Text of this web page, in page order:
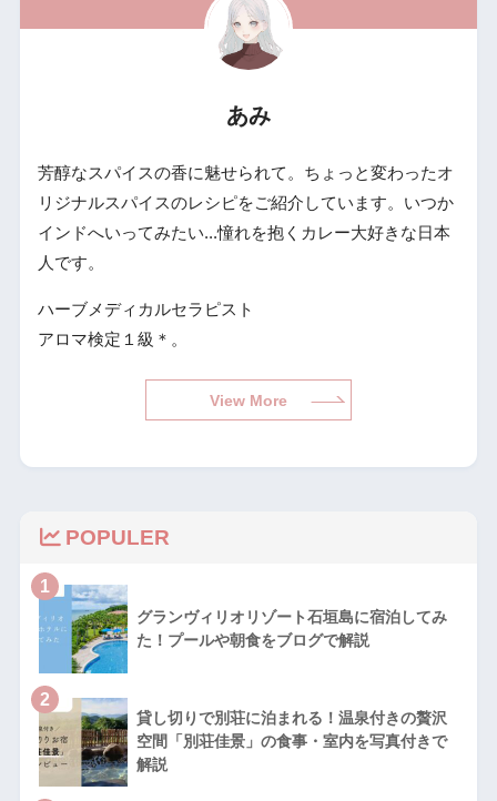
あみ
芳醇なスパイスの香に魅せられて。ちょっと変わったオ
リジナルスパイスのレシピをご紹介しています。いつか
インドへいってみたい...憧れを抱くカレー大好きな日本
人です。
ハーブメディカルセラピスト
アロマ検定１級＊。
View More
POPULER
1
グランヴィリオリゾート石垣島に宿泊してみ
た！プールや朝食をブログで解説
2
貸し切りで別荘に泊まれる！温泉付きの贅沢
空間「別荘佳景」の食事・室内を写真付きで
解説